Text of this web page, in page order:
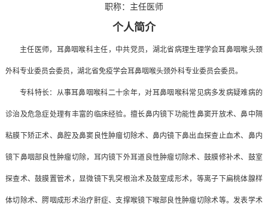
职称：主任医师
个人简介
主任医师，耳鼻咽喉科主任，中共党员，湖北省病理生理学会耳鼻咽喉头颈
外科专业委员会委员，湖北省免疫学会耳鼻咽喉头颈外科专业委员会委员。
专科特长：从事耳鼻咽喉科二十余年，对耳鼻咽喉科常见病多发病疑难病的
诊治及危急症处理有丰富的临床经验。擅长鼻内镜下功能性鼻窦开放术、鼻中隔
粘膜下矫正术、鼻腔及鼻窦良性肿瘤切除术、鼻内镜下鼻出血探查止血术、鼻内
镜下鼻咽部良性肿瘤切除，耳内镜下外耳道良性肿瘤切除术、鼓膜修补术、鼓室
探查术、鼓膜置管术，显微镜下乳突根治术及鼓室成形术，等离子下扁桃体腺样
体切除术、腭咽成形术治疗鼾症、支撑喉镜下喉部良性肿瘤切除术等。发表学术